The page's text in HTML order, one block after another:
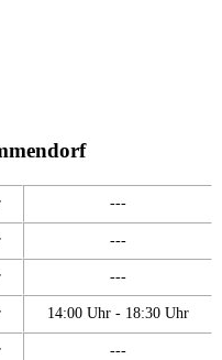
---
---
---
14:00 Uhr - 18:30 Uhr
---